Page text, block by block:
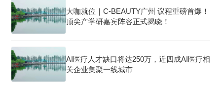
大咖就位｜C-BEAUTY广州 议程重磅首爆！
顶尖产学研嘉宾阵容正式揭晓！
AI医疗人才缺口将达250万，近四成AI医疗相
关企业集聚一线城市